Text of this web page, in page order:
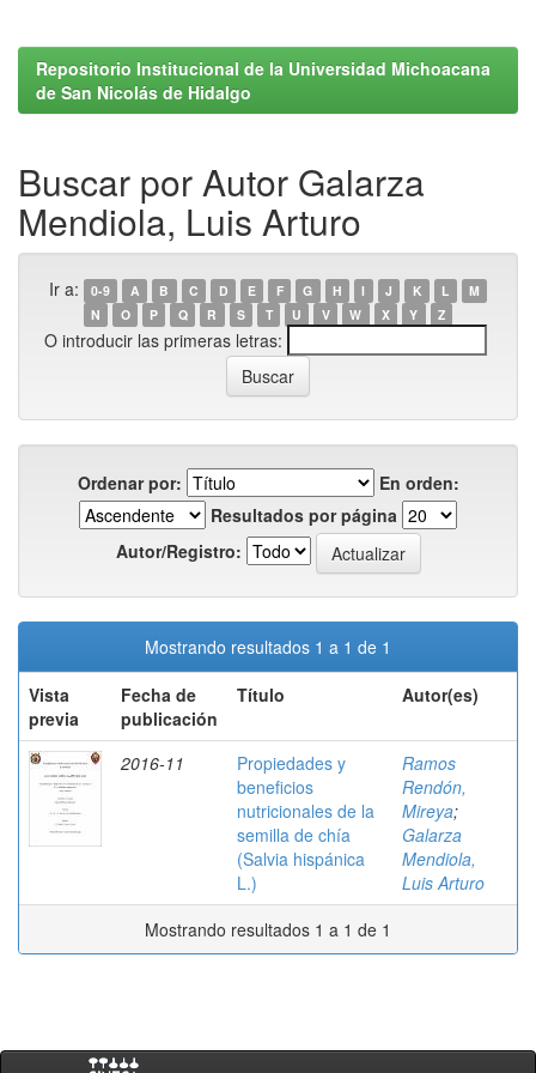
Repositorio Institucional de la Universidad Michoacana
de San Nicolás de Hidalgo
Buscar por Autor Galarza
Mendiola, Luis Arturo
Ir a: 0-9 A B C D E F G H I J K L
M
N
O P Q R S T U V W X Y Z
O introducir las primeras letras:
Ordenar por:
En orden:
Resultados por página
Autor/Registro:
Mostrando resultados 1 a 1 de 1
Vista
previa
Fecha de
publicación
Título Autor(es)
2016-11
Propiedades y
beneficios
nutricionales de la
semilla de chía
(Salvia hispánica
L.)
Ramos
Rendón,
Mireya;
Galarza
Mendiola,
Luis Arturo
Mostrando resultados 1 a 1 de 1